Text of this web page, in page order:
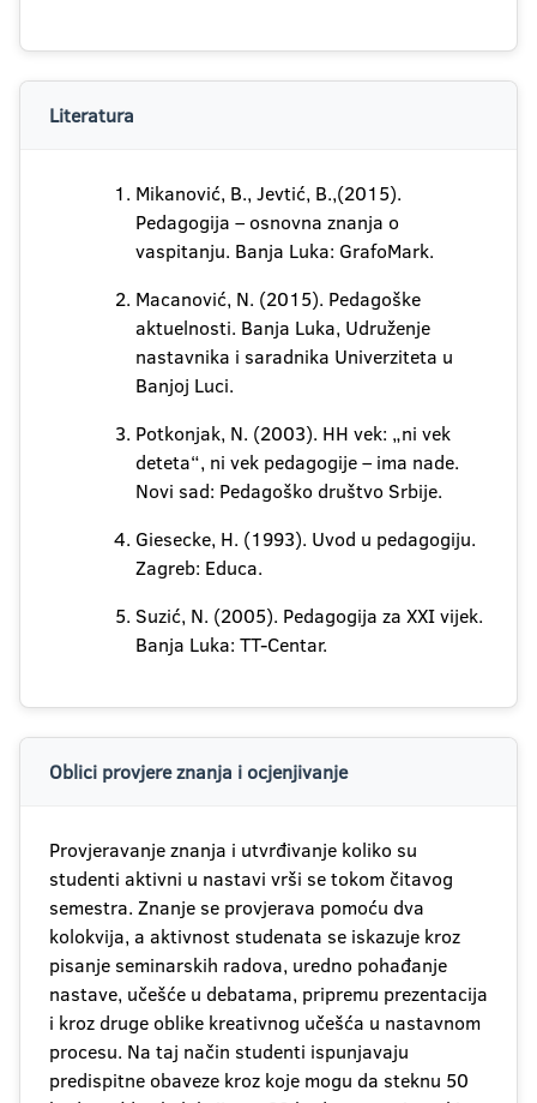
Literatura
Mikanović, B., Jevtić, B.,(2015).
Pedagogija – osnovna znanja o
vaspitanju. Banja Luka: GrafoMark.
Macanović, N. (2015). Pedagoške
aktuelnosti. Banja Luka, Udruženje
nastavnika i saradnika Univerziteta u
Banjoj Luci.
Potkonjak, N. (2003). HH vek: „ni vek
deteta“, ni vek pedagogije – ima nade.
Novi sad: Pedagoško društvo Srbije.
Giesecke, H. (1993). Uvod u pedagogiju.
Zagreb: Educa.
Suzić, N. (2005). Pedagogija za XXI vijek.
Banja Luka: TT-Centar.
Oblici provjere znanja i ocjenjivanje
Provjeravanje znanja i utvrđivanje koliko su
studenti aktivni u nastavi vrši se tokom čitavog
semestra. Znanje se provjerava pomoću dva
kolokvija, a aktivnost studenata se iskazuje kroz
pisanje seminarskih radova, uredno pohađanje
nastave, učešće u debatama, pripremu prezentacija
i kroz druge oblike kreativnog učešća u nastavnom
procesu. Na taj način studenti ispunjavaju
predispitne obaveze kroz koje mogu da steknu 50